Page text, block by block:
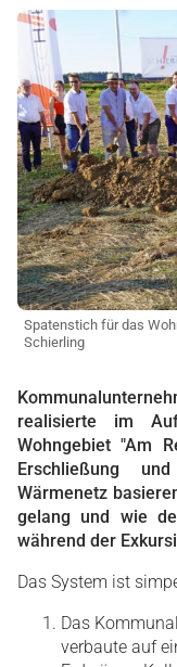
Spatenstich für das
Schierling
realisierte im
Wohngebiet "Am
Erschließung
Wärmenetz
gelang und wie
während der
Das System ist
Das
verbaute auf